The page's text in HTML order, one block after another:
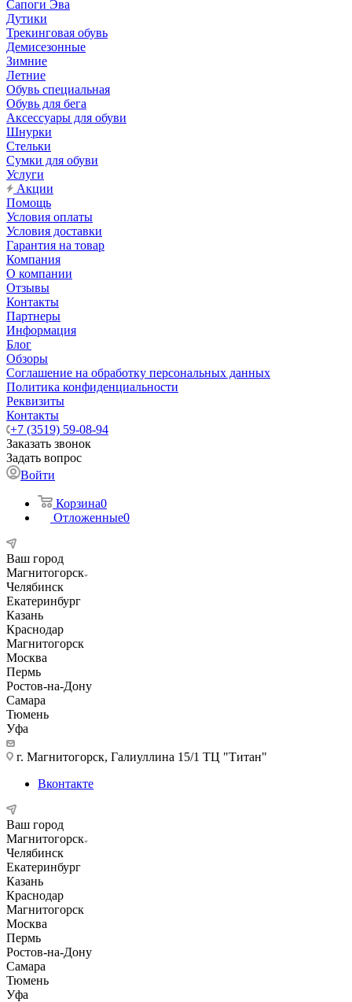
Сапоги Эва
Дутики
Трекинговая обувь
Демисезонные
Зимние
Летние
Обувь специальная
Обувь для бега
Аксессуары для обуви
Шнурки
Стельки
Сумки для обуви
Услуги
Акции
Помощь
Условия оплаты
Условия доставки
Гарантия на товар
Компания
О компании
Отзывы
Контакты
Партнеры
Информация
Блог
Обзоры
Соглашение на обработку персональных данных
Политика конфиденциальности
Реквизиты
Контакты
+7 (3519) 59-08-94
Заказать звонок
Задать вопрос
Войти
Корзина0
Отложенные0
Ваш город
Магнитогорск
Челябинск
Екатеринбург
Казань
Краснодар
Магнитогорск
Москва
Пермь
Ростов-на-Дону
Самара
Тюмень
Уфа
г. Магнитогорск, Галиуллина 15/1 ТЦ "Титан"
Вконтакте
Ваш город
Магнитогорск
Челябинск
Екатеринбург
Казань
Краснодар
Магнитогорск
Москва
Пермь
Ростов-на-Дону
Самара
Тюмень
Уфа